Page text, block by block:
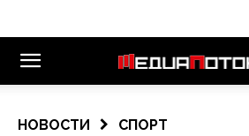
НОВОСТИ СПОРТ